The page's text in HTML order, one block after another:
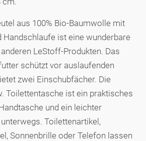
aus 100% Bio-Baumwolle mit
Handschlaufe ist eine wunderbare
LeStoff-Produkten. Das
schützt vor auslaufenden
zwei Einschubfächer. Die
Toilettentasche ist ein praktisches
und ein leichter
Toilettenartikel,
Sonnenbrille oder Telefon lassen